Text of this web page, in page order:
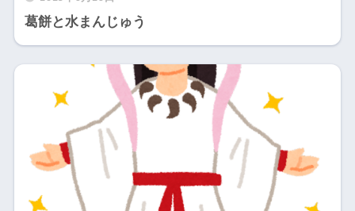
葛餅と水まんじゅう